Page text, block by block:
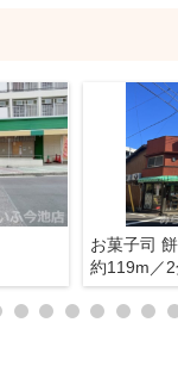
お菓子司
約119m／